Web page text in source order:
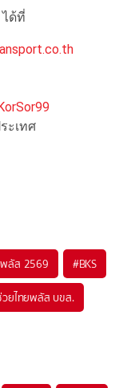
ด้ที่
ะเทศ
พลัส 2569 #BKS
วยไทยพลัส บขส.